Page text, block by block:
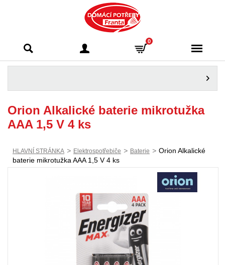
Franta - Příbram
0
Orion Alkalické baterie mikrotužka
AAA 1,5 V 4 ks
HLAVNÍ STRÁNKA > Elektrospotřebiče > Baterie > Orion Alkalické
baterie mikrotužka AAA 1,5 V 4 ks